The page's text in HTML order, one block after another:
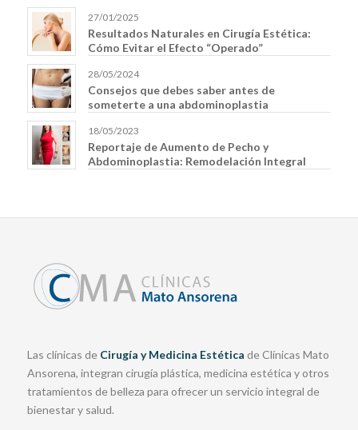
27/01/2025
Resultados Naturales en Cirugía Estética:
Cómo Evitar el Efecto “Operado”
28/05/2024
Consejos que debes saber antes de
someterte a una abdominoplastia
18/05/2023
Reportaje de Aumento de Pecho y
Abdominoplastia: Remodelación Integral
Las clínicas de Cirugía y Medicina Estética de Clínicas Mato
Ansorena, integran cirugía plástica, medicina estética y otros
tratamientos de belleza para ofrecer un servicio integral de
bienestar y salud.